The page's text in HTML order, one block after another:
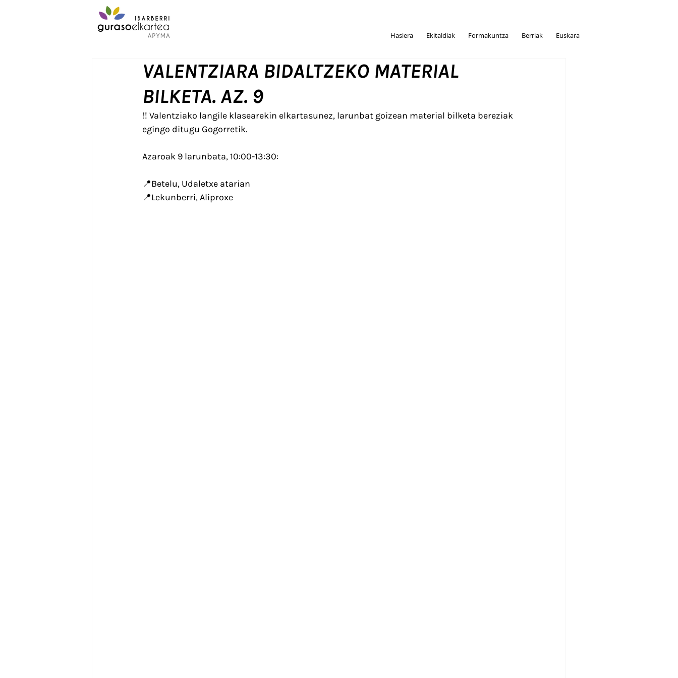
Hasiera Ekitaldiak Formakuntza Berriak Euskara
VALENTZIARA BIDALTZEKO MATERIAL
BILKETA. AZ. 9
‼ Valentziako langile klasearekin elkartasunez, larunbat goizean material bilketa bereziak
egingo ditugu Gogorretik.
Azaroak 9 larunbata, 10:00-13:30:
📍Betelu, Udaletxe atarian
📍Lekunberri, Aliproxe